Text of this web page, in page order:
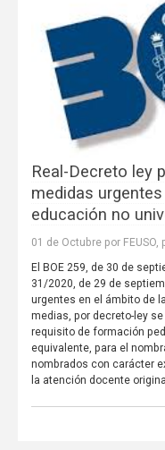
Real-Decreto ley
medidas
educación no
01 de Octubre por FEUSO,
El BOE 259, de 30 de
31/2020, de 29 de
urgentes en el ámbito de
medias, por decreto-ley
requisito de formación
equivalente, para el
nombrados con carácter
la atención docente